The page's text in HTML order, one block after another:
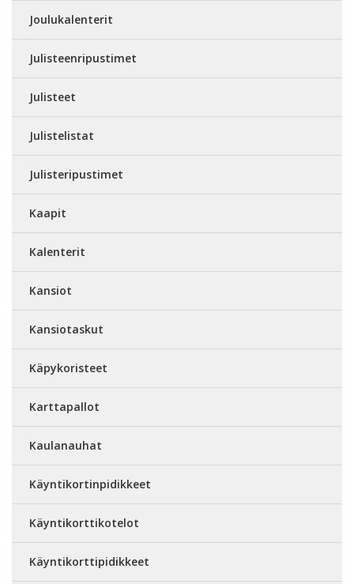
Joulukalenterit
Julisteenripustimet
Julisteet
Julistelistat
Julisteripustimet
Kaapit
Kalenterit
Kansiot
Kansiotaskut
Käpykoristeet
Karttapallot
Kaulanauhat
Käyntikortinpidikkeet
Käyntikorttikotelot
Käyntikorttipidikkeet